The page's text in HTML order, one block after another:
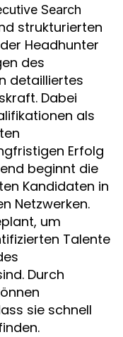
Search
strukturierten
Headhunter
des
detailliertes
Dabei
als
Erfolg
beginnt die
Kandidaten in
Netzwerken.
um
Talente
Durch
sie schnell